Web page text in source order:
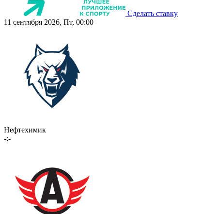
Сделать ставку
11 сентября 2026, Пт, 00:00
Нефтехимик
-:-